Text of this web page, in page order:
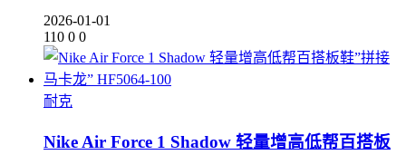
2026-01-01
110 0 0
耐克
Nike Air Force 1 Shadow 轻量增高低帮百搭板